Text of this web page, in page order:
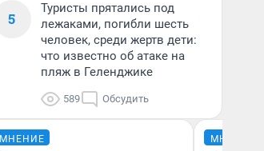
5
Туристы прятались под
лежаками, погибли шесть
человек, среди жертв дети:
что известно об атаке на
пляж в Геленджике
589 Обсудить
МНЕНИЕ МНЕНИЕ